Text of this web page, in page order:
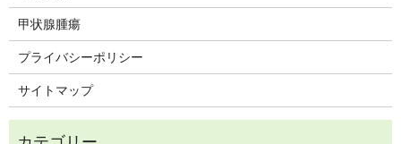
甲状腺腫瘍
プライバシーポリシー
サイトマップ